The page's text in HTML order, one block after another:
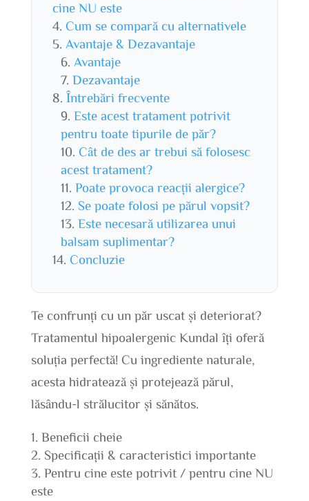
cine NU este
Cum se compară cu alternativele
Avantaje & Dezavantaje
Avantaje
Dezavantaje
Întrebări frecvente
Este acest tratament potrivit
pentru toate tipurile de păr?
Cât de des ar trebui să folosesc
acest tratament?
Poate provoca reacții alergice?
Se poate folosi pe părul vopsit?
Este necesară utilizarea unui
balsam suplimentar?
Concluzie
Te confrunți cu un păr uscat și deteriorat?
Tratamentul hipoalergenic Kundal îți oferă
soluția perfectă! Cu ingrediente naturale,
acesta hidratează și protejează părul,
lăsându-l strălucitor și sănătos.
Beneficii cheie
Specificații & caracteristici importante
Pentru cine este potrivit / pentru cine NU
este